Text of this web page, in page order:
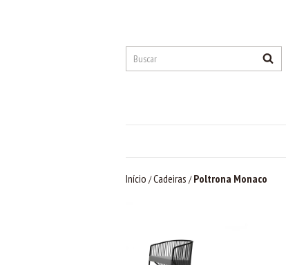
Início /Cadeiras / Poltrona Monaco